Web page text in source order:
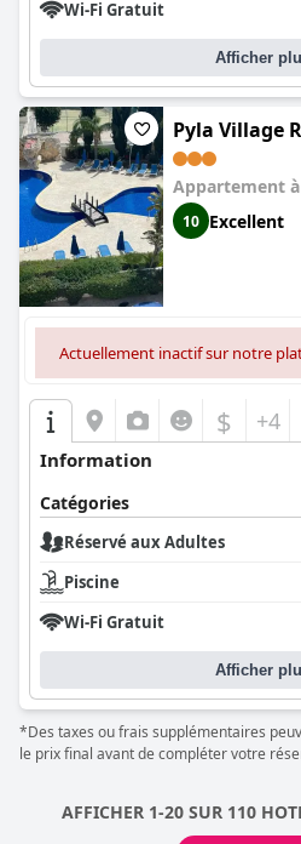
Wi-Fi Gratuit
Afficher
Pyla Village
Appartement à
10 Excellent
Actuellement inactif sur notre
$ +4
Information
Catégories
Réservé aux Adultes
Piscine
Wi-Fi Gratuit
Afficher
*Des taxes ou frais supplémentaires
le prix final avant de compléter votre
AFFICHER 1-20 SUR 110